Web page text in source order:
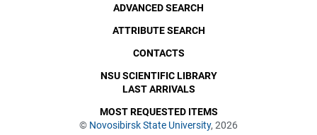
© Novosibirsk State University, 2026
ADVANCED SEARCH
ATTRIBUTE SEARCH
CONTACTS
NSU SCIENTIFIC LIBRARY
LAST ARRIVALS
MOST REQUESTED ITEMS